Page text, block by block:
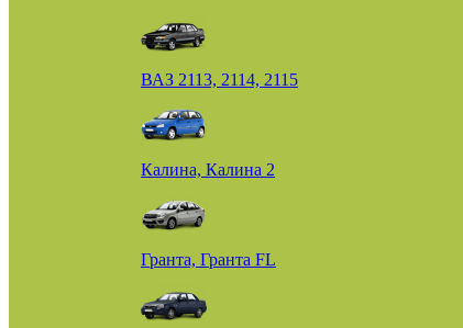
ВАЗ 2113, 2114, 2115
Калина, Калина 2
Гранта, Гранта FL